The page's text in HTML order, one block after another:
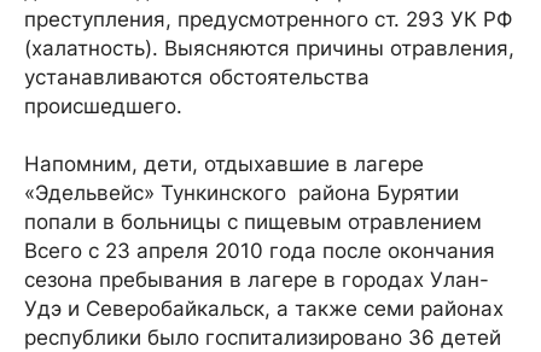
преступления, предусмотренного ст. 293 УК РФ
(халатность). Выясняются причины отравления,
устанавливаются обстоятельства
происшедшего.
Напомним, дети, отдыхавшие в лагере
«Эдельвейс» Тункинского района Бурятии
попали в больницы с пищевым отравлением
Всего с 23 апреля 2010 года после окончания
сезона пребывания в лагере в городах Улан-
Удэ и Северобайкальск, а также семи районах
республики было госпитализировано 36 детей